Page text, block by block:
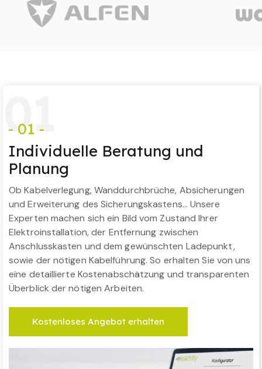
01
- 01 -
Individuelle Beratung und
Planung
Ob Kabelverlegung, Wanddurchbrüche, Absicherungen
und Erweiterung des Sicherungskastens… Unsere
Experten machen sich ein Bild vom Zustand Ihrer
Elektroinstallation, der Entfernung zwischen
Anschlusskasten und dem gewünschten Ladepunkt,
sowie der nötigen Kabelführung. So erhalten Sie von uns
eine detaillierte Kostenabschätzung und transparenten
Überblick der nötigen Arbeiten.
Kostenloses Angebot erhalten